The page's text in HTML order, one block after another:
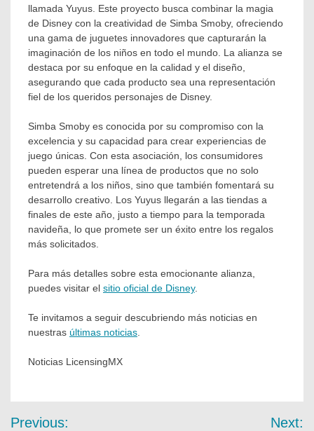
llamada Yuyus. Este proyecto busca combinar la magia
de Disney con la creatividad de Simba Smoby, ofreciendo
una gama de juguetes innovadores que capturarán la
imaginación de los niños en todo el mundo. La alianza se
destaca por su enfoque en la calidad y el diseño,
asegurando que cada producto sea una representación
fiel de los queridos personajes de Disney.
Simba Smoby es conocida por su compromiso con la
excelencia y su capacidad para crear experiencias de
juego únicas. Con esta asociación, los consumidores
pueden esperar una línea de productos que no solo
entretendrá a los niños, sino que también fomentará su
desarrollo creativo. Los Yuyus llegarán a las tiendas a
finales de este año, justo a tiempo para la temporada
navideña, lo que promete ser un éxito entre los regalos
más solicitados.
Para más detalles sobre esta emocionante alianza,
puedes visitar el sitio oficial de Disney.
Te invitamos a seguir descubriendo más noticias en
nuestras últimas noticias
Noticias LicensingMX
Previous: Next: